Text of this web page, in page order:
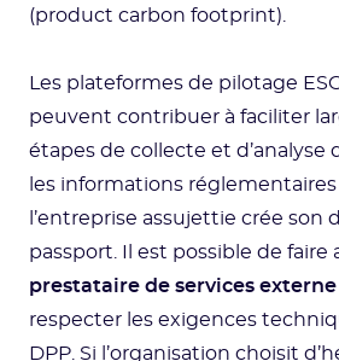
(product carbon footprint).
Les plateformes de pilotage
peuvent contribuer à faciliter
étapes de collecte et d’analyse
les informations
l’entreprise assujettie crée son
passport. Il est possible de faire
prestataire de services externe
respecter les exigences
DPP. Si l’organisation choisit